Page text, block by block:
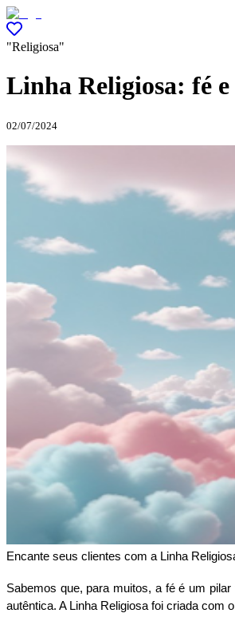
"Religiosa"
Linha Religiosa: fé
02/07/2024
Encante seus clientes com a Linha
Sabemos que, para muitos, a fé é um
autêntica. A Linha Religiosa foi criada com